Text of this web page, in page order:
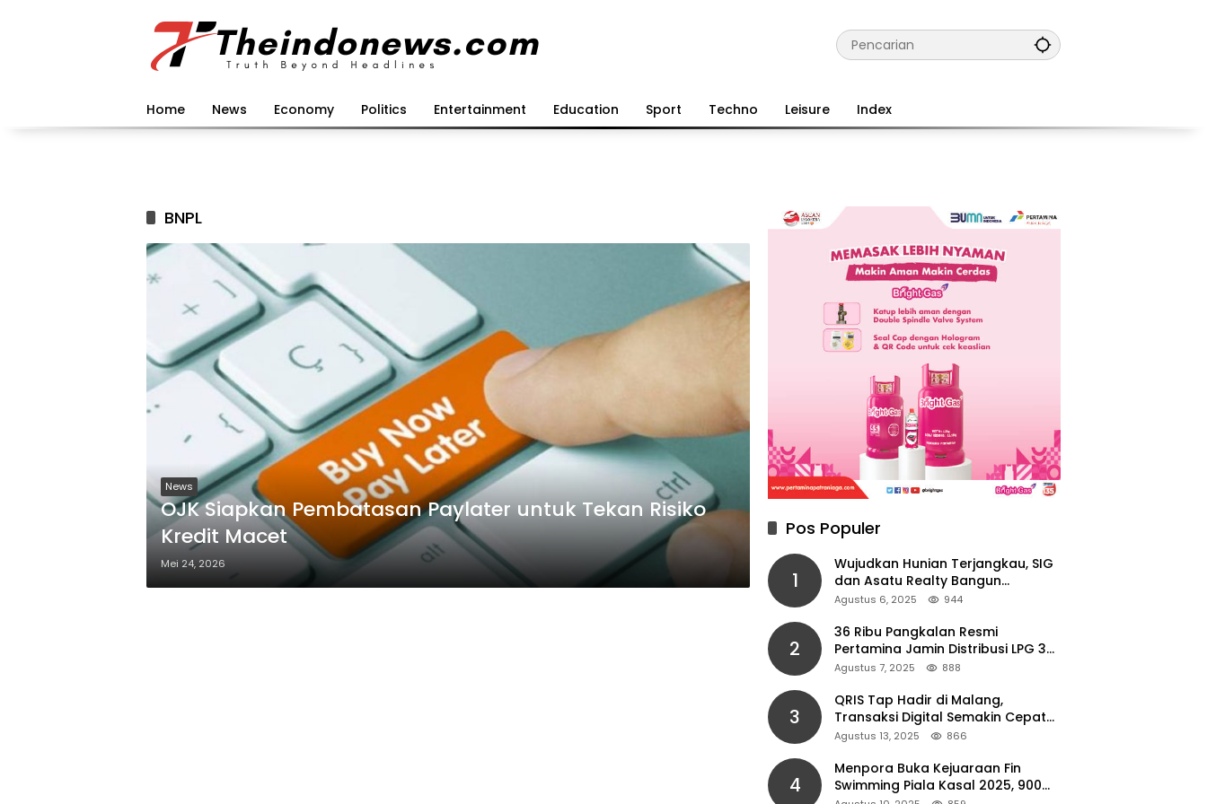
Home News Economy Politics Entertainment Education Sport Techno Leisure Index
BNPL
News
OJK Siapkan Pembatasan Paylater untuk Tekan Risiko
Kredit Macet
Mei 24, 2026
Pos Populer
1
Wujudkan Hunian Terjangkau, SIG
dan Asatu Realty Bangun
Perumahan di Cianjur
Agustus 6, 2025 944
2
36 Ribu Pangkalan Resmi
Pertamina Jamin Distribusi LPG 3
Kg Aman di Jawa Timur
Agustus 7, 2025 888
3
QRIS Tap Hadir di Malang,
Transaksi Digital Semakin Cepat
dan Mudah dengan Teknologi NFC
Agustus 13, 2025 866
4
Menpora Buka Kejuaraan Fin
Swimming Piala Kasal 2025, 900